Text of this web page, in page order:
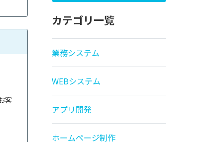
客
カテゴリ一覧
業務システム
WEBシステム
アプリ開発
ホームページ制作